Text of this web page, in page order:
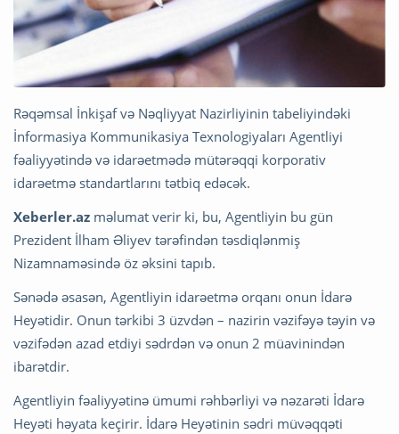
Rəqəmsal İnkişaf və Nəqliyyat Nazirliyinin tabeliyindəki
İnformasiya Kommunikasiya Texnologiyaları Agentliyi
fəaliyyətində və idarəetmədə mütərəqqi korporativ
idarəetmə standartlarını tətbiq edəcək.
Xeberler.az məlumat verir ki, bu, Agentliyin bu gün
Prezident İlham Əliyev tərəfindən təsdiqlənmiş
Nizamnaməsində öz əksini tapıb.
Sənədə əsasən, Agentliyin idarəetmə orqanı onun İdarə
Heyətidir. Onun tərkibi 3 üzvdən – nazirin vəzifəyə təyin və
vəzifədən azad etdiyi sədrdən və onun 2 müavinindən
ibarətdir.
Agentliyin fəaliyyətinə ümumi rəhbərliyi və nəzarəti İdarə
Heyəti həyata keçirir. İdarə Heyətinin sədri müvəqqəti